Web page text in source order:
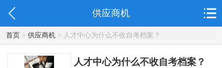
供应商机
首页> 供应商机> 人才中心为什么不收自考档案？
人才中心为什么不收自考档案？